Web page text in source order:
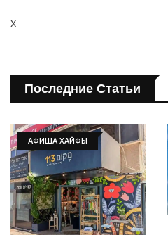
x
Последние Статьи
АФИША ХАЙФЫ